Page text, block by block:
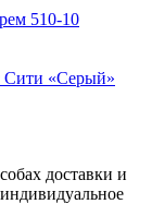
510-10
Сити «Серый»
доставки и